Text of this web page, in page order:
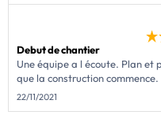
Debut de chantier
Une équipe a l écoute. Plan
que la construction commence.
22/11/2021